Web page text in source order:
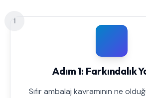
1
Adım 1: Farkındalık
Sıfır ambalaj kavramının ne